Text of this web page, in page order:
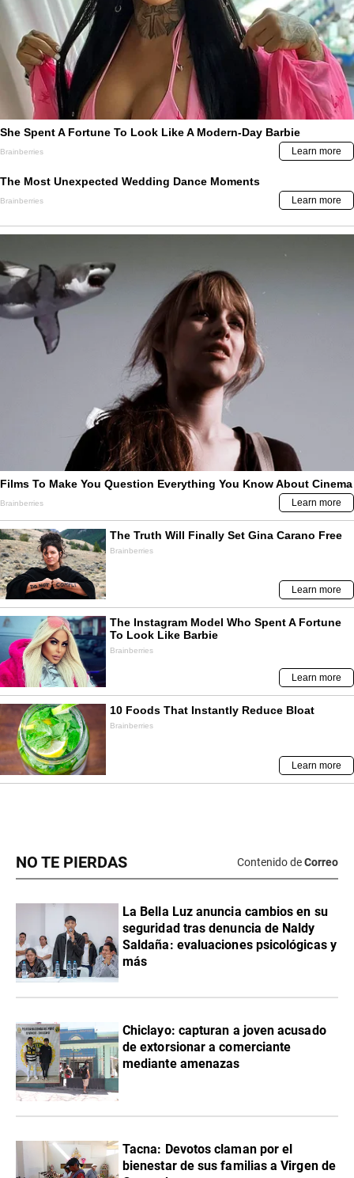
NO TE PIERDAS Contenido deCorreo
La Bella Luz anuncia cambios en su
seguridad tras denuncia de Naldy
Saldaña: evaluaciones psicológicas y
más
Chiclayo: capturan a joven acusado
de extorsionar a comerciante
mediante amenazas
Tacna: Devotos claman por el
bienestar de sus familias a Virgen de